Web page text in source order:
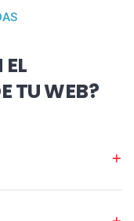
TU WEB?